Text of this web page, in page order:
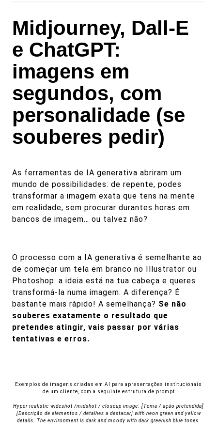
Midjourney, Dall-E
e ChatGPT:
imagens em
segundos, com
personalidade (se
souberes pedir)
As ferramentas de IA generativa abriram um
mundo de possibilidades: de repente, podes
transformar a imagem exata que tens na mente
em realidade, sem procurar durantes horas em
bancos de imagem… ou talvez não?
O processo com a IA generativa é semelhante ao
de começar um tela em branco no Illustrator ou
Photoshop: a ideia está na tua cabeça e queres
transformá-la numa imagem. A diferença? É
bastante mais rápido! A semelhança? Se não
souberes exatamente o resultado que
pretendes atingir, vais passar por várias
tentativas e erros.
Exemplos de imagens criadas em AI para apresentações institucionais
de um cliente, com a seguinte estrutura de prompt
Hyper realistic wideshot /midshot / closeup image. [Tema / ação pretendida]
[Descrição de elementos / detalhes a destacar] with neon green and yellow
details. The environment is dark and moody with dark greenish blue tones.